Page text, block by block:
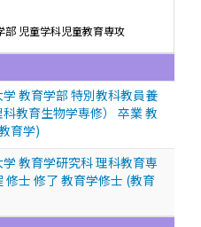
部 児童学科児童教育専攻
教育学部 特別教科教員養
教育生物学専修） 卒業 教
育学)
教育学研究科 理科教育専
修士 修了 教育学修士 (教育